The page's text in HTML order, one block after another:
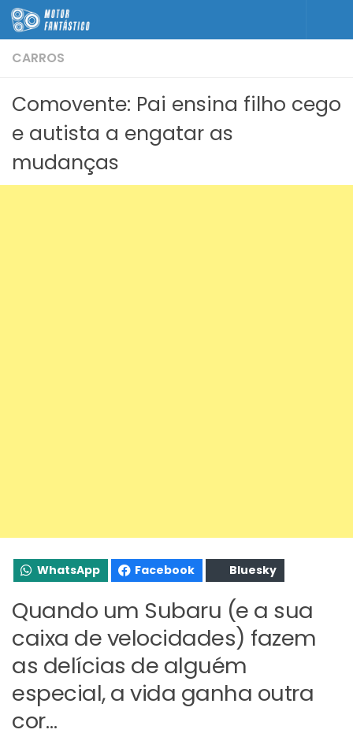
Skip to content
CARROS
Comovente: Pai ensina filho cego
e autista a engatar as
mudanças
WhatsApp Facebook Bluesky
Quando um Subaru (e a sua
caixa de velocidades) fazem
as delícias de alguém
especial, a vida ganha outra
cor…